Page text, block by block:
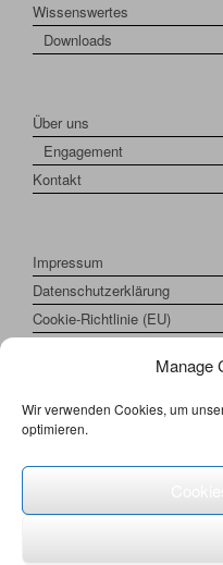
Manage
Wir verwenden Cookies, um
optimieren.
Wissenswertes
Downloads
Über uns
Engagement
Kontakt
Impressum
Datenschutzerklärung
Cookie-Richtlinie (EU)